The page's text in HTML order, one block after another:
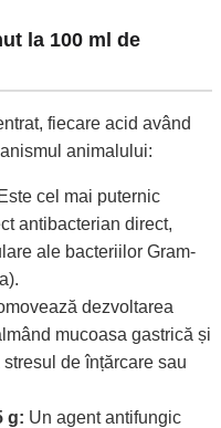
la 100 ml de
fiecare acid având
animalului:
Este cel mai puternic
antibacterian direct,
ale bacteriilor Gram-
dezvoltarea
mucoasa gastrică și
de înțărcare sau
g: Un agent antifungic